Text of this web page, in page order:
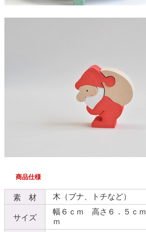
商品仕様
素 材 木（ブナ、トチなど）
サイズ
幅６ｃｍ 高さ６．５ｃ
ｍ